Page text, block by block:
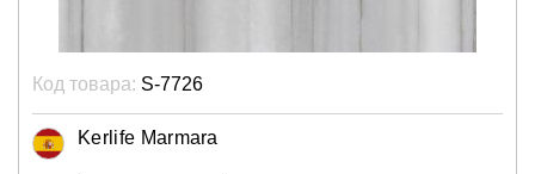
Код товара: S-7726
Kerlife Marmara